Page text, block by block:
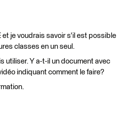
et je voudrais savoir s'il est possible
classes en un seul.
utiliser. Y a-t-il un document avec
indiquant comment le faire?